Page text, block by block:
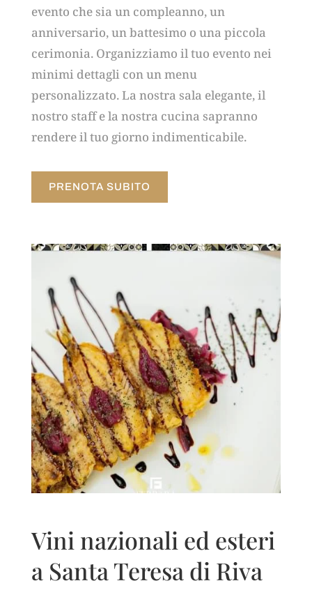
evento che sia un compleanno, un
anniversario, un battesimo o una piccola
cerimonia. Organizziamo il tuo evento nei
minimi dettagli con un menu
personalizzato. La nostra sala elegante, il
nostro staff e la nostra cucina sapranno
rendere il tuo giorno indimenticabile.
PRENOTA SUBITO
Vini nazionali ed esteri
a Santa Teresa di Riva